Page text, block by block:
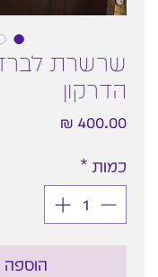
שרשרת
הדרקון
כמות *